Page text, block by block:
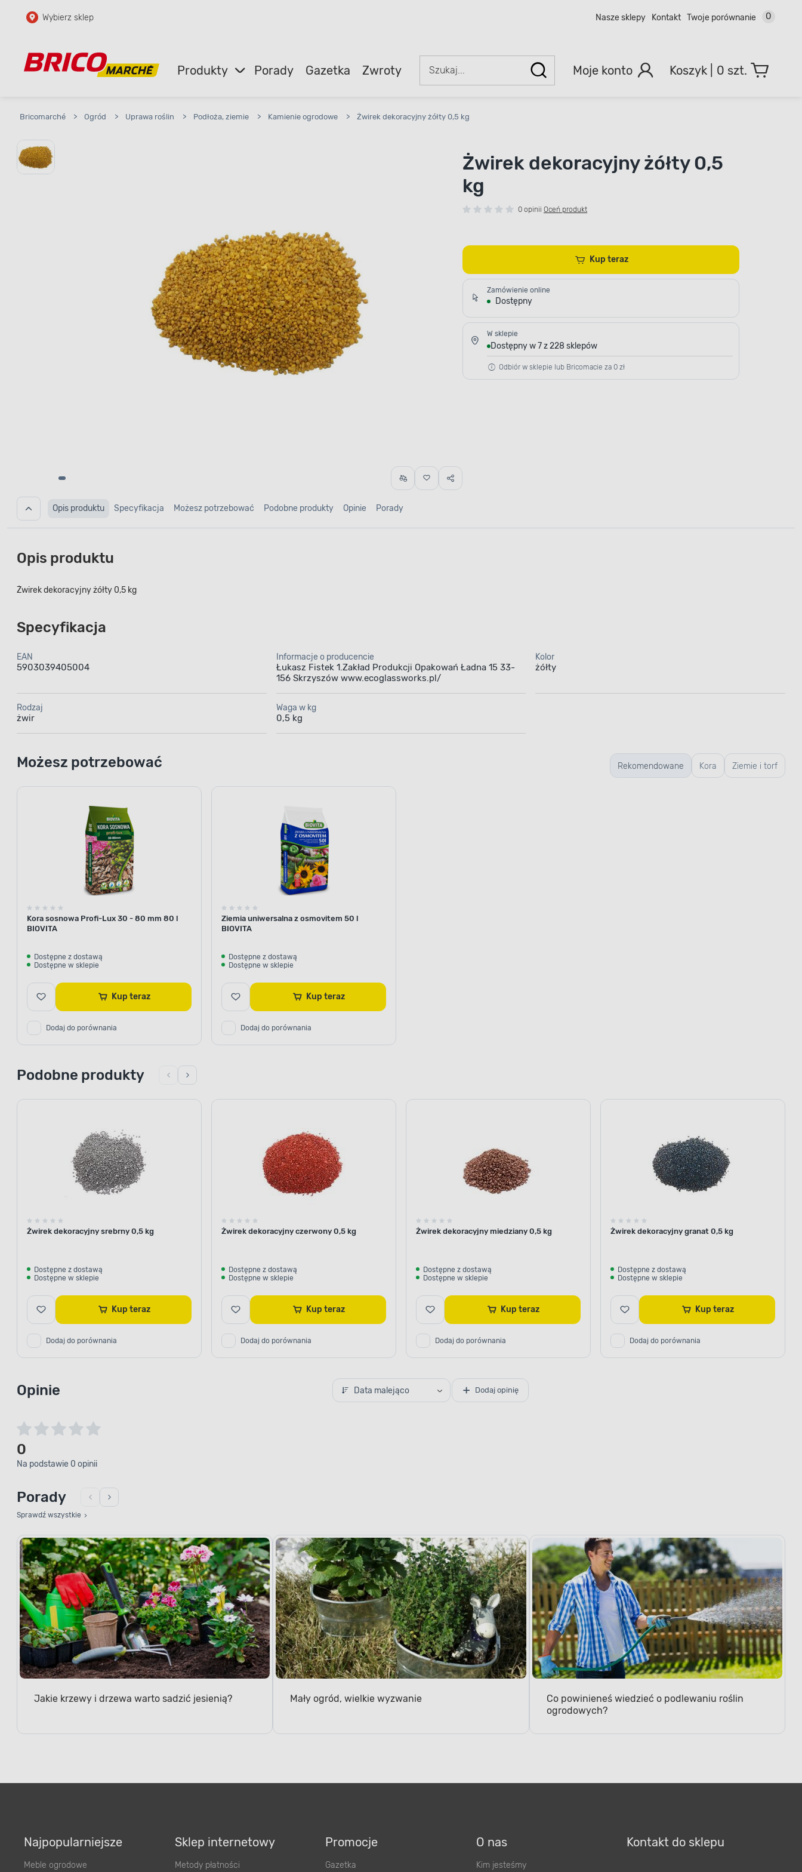
Przejdź do głównej zawartości
Przejdź do wyszukiwarki
Wybierz sklep Nasze sklepy Kontakt Twoje porównanie 0
Produkty Porady Gazetka Zwroty Moje konto 0 szt.
Bricomarché > Ogród > Uprawa roślin > Podłoża, ziemie > Kamienie ogrodowe > Żwirek dekoracyjny żółty 0,5 kg
Żwirek dekoracyjny żółty 0,5
kg
0 opinii Oceń produkt
Kup teraz
Zamówienie online
Dostępny
W sklepie
Dostępny w 7 z 228 sklepów
Odbiór w sklepie lub Bricomacie za 0 zł
Opis produktu Specyfikacja Możesz potrzebować Podobne produkty Opinie Porady
Opis produktu
Żwirek dekoracyjny żółty 0,5 kg
Specyfikacja
EAN
5903039405004
Informacje o producencie
Łukasz Fistek 1.Zakład Produkcji Opakowań Ładna 15 33-
156 Skrzyszów www.ecoglassworks.pl/
Kolor
żółty
Rodzaj
żwir
Waga w kg
0,5 kg
Rekomendowane Kora Ziemie i torf
Możesz potrzebować
Kora sosnowa Profi-Lux 30 - 80 mm 80 l
BIOVITA
Dostępne z dostawą
Dostępne w sklepie
Kup teraz
Dodaj do porównania
Ziemia uniwersalna z osmovitem 50 l
BIOVITA
Dostępne z dostawą
Dostępne w sklepie
Kup teraz
Dodaj do porównania
Podobne produkty
Żwirek dekoracyjny srebrny 0,5 kg
Dostępne z dostawą
Dostępne w sklepie
Kup teraz
Dodaj do porównania
Żwirek dekoracyjny czerwony 0,5 kg
Dostępne z dostawą
Dostępne w sklepie
Kup teraz
Dodaj do porównania
Żwirek dekoracyjny miedziany 0,5 kg
Dostępne z dostawą
Dostępne w sklepie
Kup teraz
Dodaj do porównania
Żwirek dekoracyjny granat 0,5 kg
Dostępne z dostawą
Dostępne w sklepie
Kup teraz
Dodaj do porównania
Opinie Data malejąco Dodaj opinię
0
Na podstawie 0 opinii
Porady
Sprawdź wszystkie
Jakie krzewy i drzewa warto sadzić jesienią? Mały ogród, wielkie wyzwanie
Co powinieneś wiedzieć o podlewaniu roślin
ogrodowych?
Najpopularniejsze
Meble ogrodowe
Sklep internetowy
Metody płatności
Promocje
Gazetka
O nas
Kim jesteśmy
Kontakt do sklepu